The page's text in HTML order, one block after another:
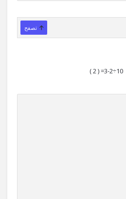
تصفح
10÷3-2= ( 2 )